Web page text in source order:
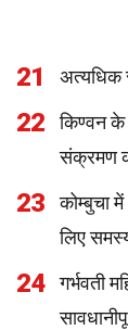
21 अत्यधिक
22
किण्वन के
संक्रमण
23
कोम्बुचा
लिए
24
गर्भवती